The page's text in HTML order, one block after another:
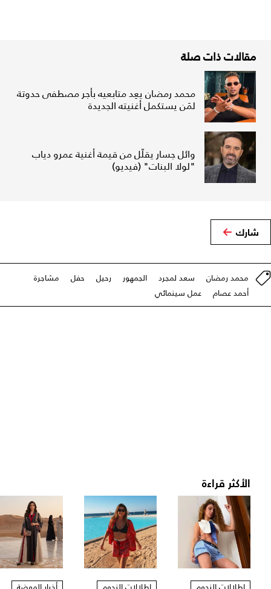
مقالات ذات صلة
محمد رمضان يعِد متابعيه بأجر مصطفى حدوتة
لمَن يستكمل أغنيته الجديدة
وائل جسار يقلّل من قيمة أغنية عمرو دياب
"لولا البنات" (فيديو)
شارك
محمد رمضان سعد لمجرد الجمهور رحيل حفل
مشاجرة
أحمد عصام
عمل سينمائي
الأكثر قراءة